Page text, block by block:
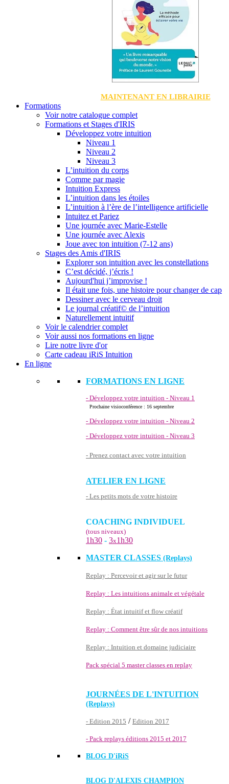
MAINTENANT EN LIBRAIRIE
Formations
Voir notre catalogue complet
Formations et Stages d'IRIS
Développez votre intuition
Niveau 1
Niveau 2
Niveau 3
L’intuition du corps
Comme par magie
Intuition Express
L’intuition dans les étoiles
L’intuition à l’ère de l’intelligence artificielle
Intuitez et Pariez
Une journée avec Marie-Estelle
Une journée avec Alexis
Joue avec ton intuition (7-12 ans)
Stages des Amis d'IRIS
Explorer son intuition avec les constellations
C’est décidé, j’écris !
Aujourd'hui j’improvise !
Il était une fois, une histoire pour changer de cap
Dessiner avec le cerveau droit
Le journal créatif© de l’intuition
Naturellement intuitif
Voir le calendrier complet
Voir aussi nos formations en ligne
Lire notre livre d'or
Carte cadeau iRiS Intuition
En ligne
FORMATIONS EN LIGNE
- Développez votre intuition - Niveau 1
Prochaine visioconférence : 16 septembre
- Développez votre intuition - Niveau 2
- Développez votre intuition - Niveau 3
- Prenez contact avec votre intuition
ATELIER EN LIGNE
- Les petits mots de votre histoire
COACHING INDIVIDUEL
(tous niveaux)
1h30 - 3x1h30
MASTER CLASSES (Replays)
Replay : Percevoir et agir sur le futur
Replay : Les intuitions animale et végétale
Replay : État intuitif et flow créatif
Replay : Comment être sûr de nos intuitions
Replay : Intuition et domaine judiciaire
Pack spécial 5 master classes en replay
JOURNÉES DE L'INTUITION
(Replays)
- Edition 2015 / Edition 2017
- Pack replays éditions 2015 et 2017
BLOG D'iRiS
BLOG D'ALEXIS CHAMPION